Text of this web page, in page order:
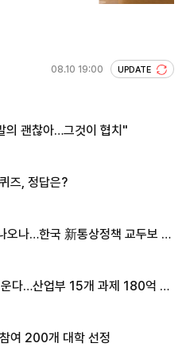
08.10 19:00 UPDATE
의 괜찮아…그것이 협치"
즈, 정답은?
오나…한국 新통상정책 교두보 활
다…산업부 15개 과제 180억 지
여 200개 대학 선정